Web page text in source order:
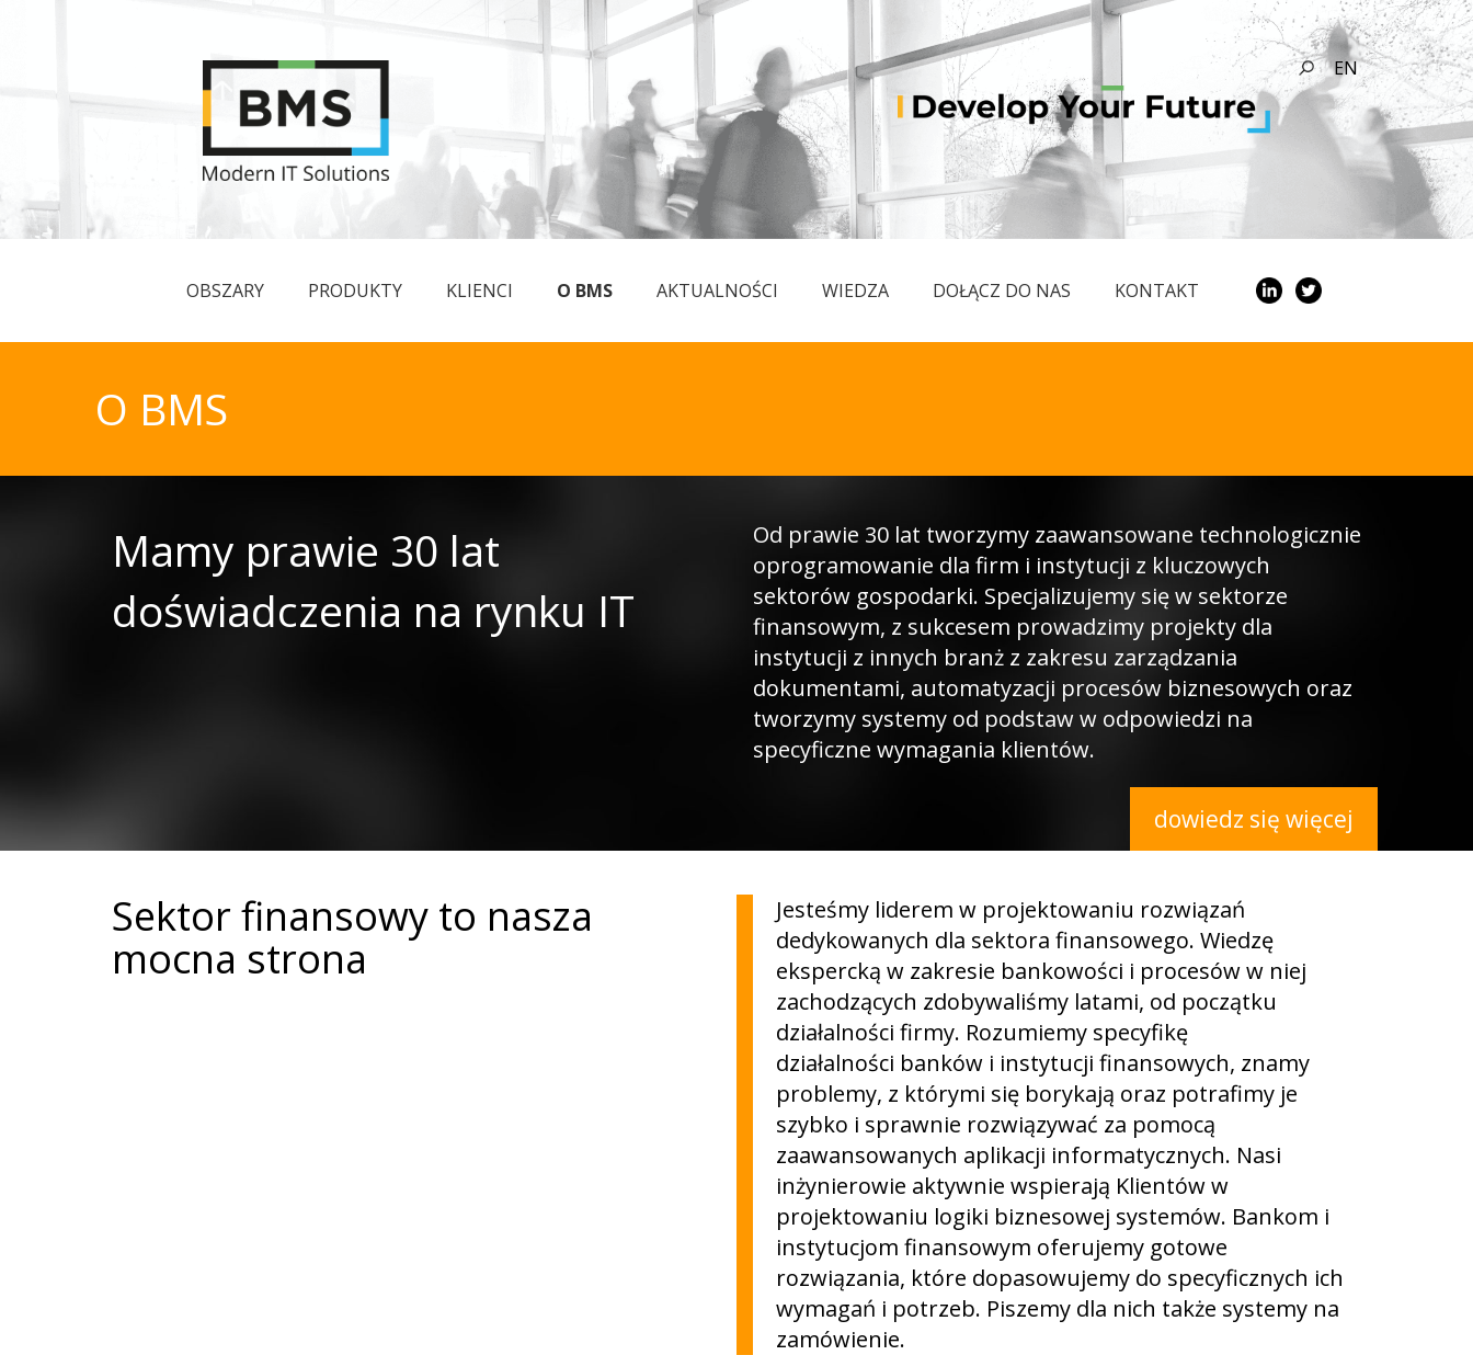
EN
OBSZARY PRODUKTY KLIENCI O BMS AKTUALNOŚCI WIEDZA DOŁĄCZ DO NAS KONTAKT
O BMS
Mamy prawie 30 lat
doświadczenia na rynku IT
Od prawie 30 lat tworzymy zaawansowane technologicznie
oprogramowanie dla firm i instytucji z kluczowych
sektorów gospodarki. Specjalizujemy się w sektorze
finansowym, z sukcesem prowadzimy projekty dla
instytucji z innych branż z zakresu zarządzania
dokumentami, automatyzacji procesów biznesowych oraz
tworzymy systemy od podstaw w odpowiedzi na
specyficzne wymagania klientów.
dowiedz się więcej
Sektor finansowy to nasza
mocna strona
Jesteśmy liderem w projektowaniu rozwiązań
dedykowanych dla sektora finansowego. Wiedzę
ekspercką w zakresie bankowości i procesów w niej
zachodzących zdobywaliśmy latami, od początku
działalności firmy. Rozumiemy specyfikę
działalności banków i instytucji finansowych, znamy
problemy, z którymi się borykają oraz potrafimy je
szybko i sprawnie rozwiązywać za pomocą
zaawansowanych aplikacji informatycznych. Nasi
inżynierowie aktywnie wspierają Klientów w
projektowaniu logiki biznesowej systemów. Bankom i
instytucjom finansowym oferujemy gotowe
rozwiązania, które dopasowujemy do specyficznych ich
wymagań i potrzeb. Piszemy dla nich także systemy na
zamówienie.